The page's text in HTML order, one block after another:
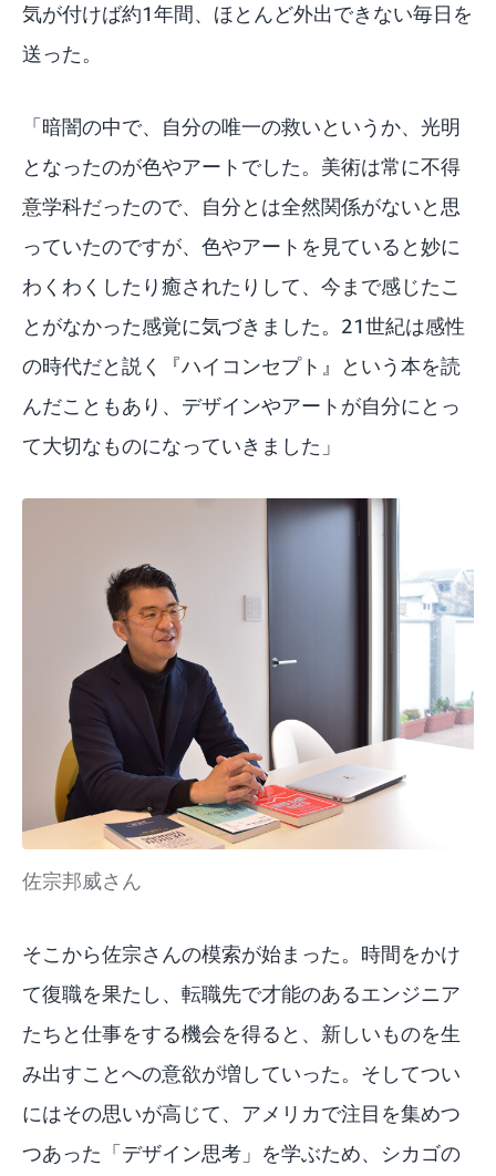
気が付けば約1年間、ほとんど外出できない毎日を
送った。
「暗闇の中で、自分の唯一の救いというか、光明
となったのが色やアートでした。美術は常に不得
意学科だったので、自分とは全然関係がないと思
っていたのですが、色やアートを見ていると妙に
わくわくしたり癒されたりして、今まで感じたこ
とがなかった感覚に気づきました。21世紀は感性
の時代だと説く『ハイコンセプト』という本を読
んだこともあり、デザインやアートが自分にとっ
て大切なものになっていきました」
佐宗邦威さん
そこから佐宗さんの模索が始まった。時間をかけ
て復職を果たし、転職先で才能のあるエンジニア
たちと仕事をする機会を得ると、新しいものを生
み出すことへの意欲が増していった。そしてつい
にはその思いが高じて、アメリカで注目を集めつ
つあった「デザイン思考」を学ぶため、シカゴの